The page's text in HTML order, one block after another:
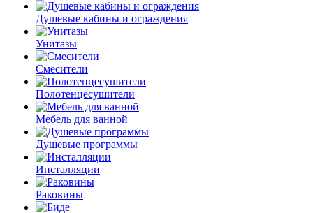
Душевые кабины и ограждения
Унитазы
Смесители
Полотенцесушители
Мебель для ванной
Душевые программы
Инсталляции
Раковины